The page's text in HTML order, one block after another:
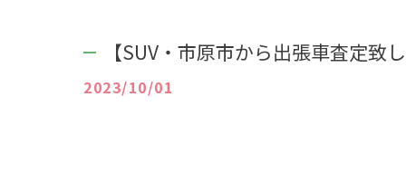
【SUV・市原市から出張車査定致
2023/10/01